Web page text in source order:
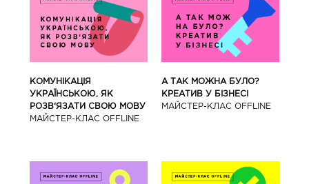
КОМУНІКАЦІЯ
УКРАЇНСЬКОЮ, ЯК
РОЗВ‘ЯЗАТИ СВОЮ МОВУ
МАЙCТЕР-КЛАС OFFLINE
А ТАК МОЖНА БУЛО?
КРЕАТИВ У БІЗНЕСІ
МАЙCТЕР-КЛАС OFFLINE